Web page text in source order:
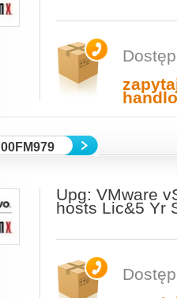
00FM979
Upg: VMware
hosts Lic&5 Yr